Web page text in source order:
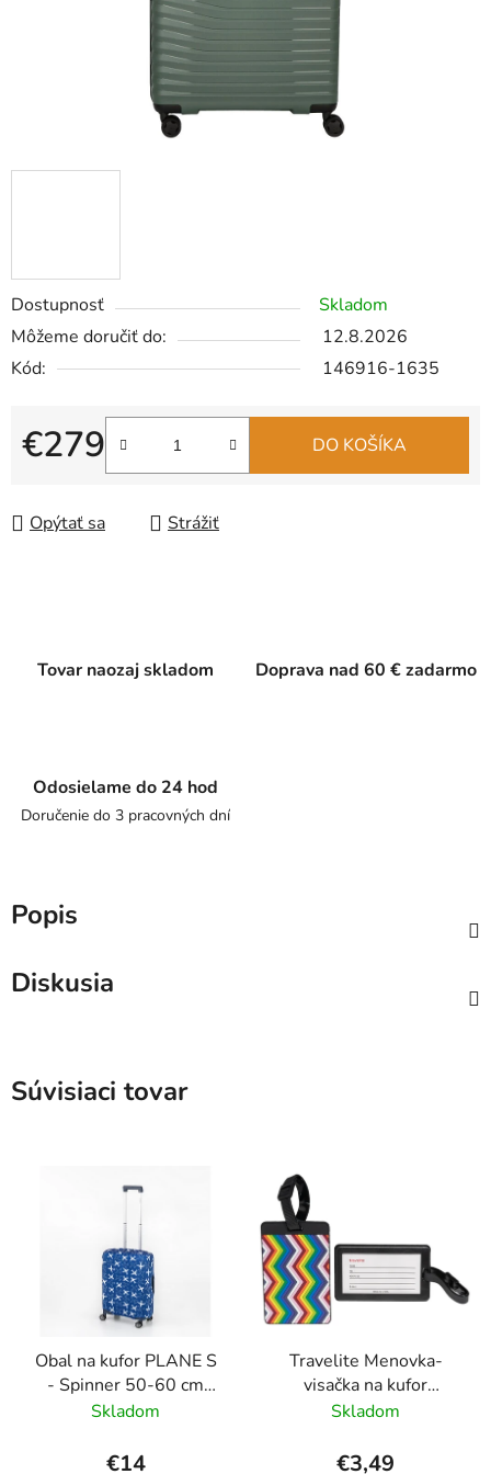
Dostupnosť
Skladom
Môžeme doručiť do:
12.8.2026
Kód:
146916-1635
€279
Jednotková cena:
DO KOŠÍKA
Opýtať sa Strážiť
Tovar naozaj skladom Doprava nad 60 € zadarmo
Odosielame do 24 hod
Doručenie do 3 pracovných dní
Popis
Diskusia
Súvisiaci tovar
Obal na kufor PLANE S
- Spinner 50-60 cm
Modrá
Skladom
€14
Travelite Menovka-
visačka na kufor
Multicolor Waves
Skladom
€3,49